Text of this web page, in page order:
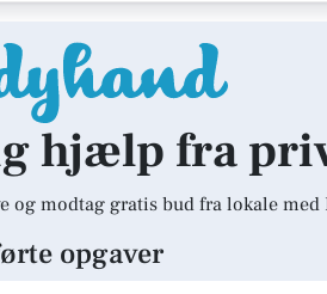
hjælp fra
og modtag gratis bud fra lokale med
opgaver